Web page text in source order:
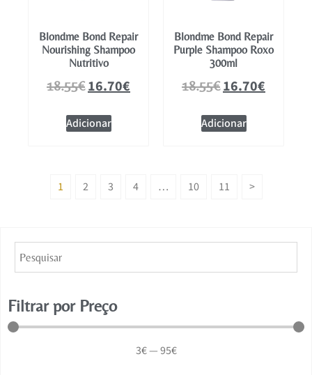
Blondme Bond Repair
Nourishing Shampoo
Nutritivo
18.55€16.70€
Adicionar
Blondme Bond Repair
Purple Shampoo Roxo
300ml
18.55€16.70€
Adicionar
1 2 3 4 … 10 11 >
Filtrar por Preço
3€—95€